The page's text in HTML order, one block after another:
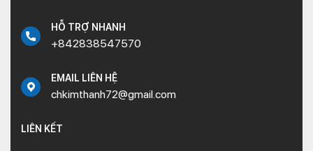
HỖ TRỢ NHANH
+842838547570
EMAIL LIÊN HỆ
chkimthanh72@gmail.com
LIÊN KẾT